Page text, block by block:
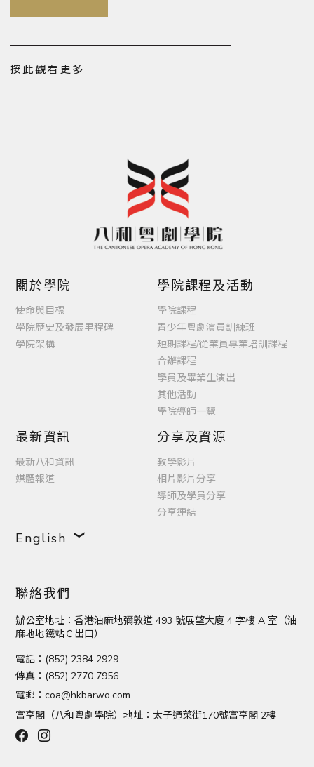
按此觀看更多
關於學院
使命與目標
學院歷史及發展里程碑
學院架構
學院課程及活動
學院課程
青少年粵劇演員訓練班
短期課程/從業員專業培訓課程
合辦課程
學員及畢業生演出
其他活動
學院導師一覽
最新資訊
最新八和資訊
媒體報道
分享及資源
教學影片
相片影片分享
導師及學員分享
分享連結
English
聯絡我們
辦公室地址：香港油麻地彌敦道 493 號展望大廈 4 字樓 A 室（油
麻地地鐵站Ｃ出口）
電話：(852) 2384 2929
傳真：(852) 2770 7956
電郵： coa@hkbarwo.com
富亨閣（八和粵劇學院）地址：太子通菜街170號富亨閣 2樓